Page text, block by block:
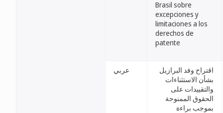
Brasil sobre
excepciones y
limitaciones a los
derechos de
patente
عربي
اقتراح وفد البرازيل
بشأن الاستثناءات
والتقييدات على
الحقوق الممنوحة
بموجب براءة